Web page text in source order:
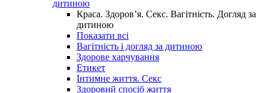
дитиною
Краса. Здоров’я. Секс. Вагітність. Догляд за
дитиною
Показати всі
Вагітність і догляд за дитиною
Здорове харчування
Етикет
Інтимне життя. Секс
Здоровий спосіб життя